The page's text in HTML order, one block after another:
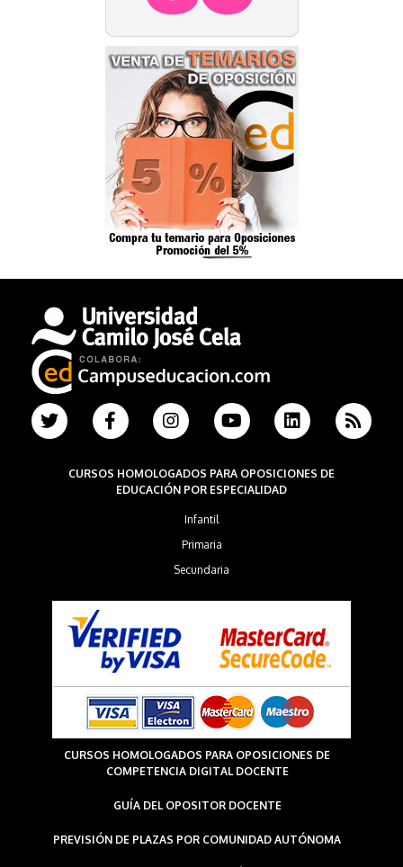
CURSOS HOMOLOGADOS PARA OPOSICIONES DE
EDUCACIÓN POR ESPECIALIDAD
Infantil
Primaria
Secundaria
CURSOS HOMOLOGADOS PARA OPOSICIONES DE
COMPETENCIA DIGITAL DOCENTE
GUÍA DEL OPOSITOR DOCENTE
PREVISIÓN DE PLAZAS POR COMUNIDAD AUTÓNOMA